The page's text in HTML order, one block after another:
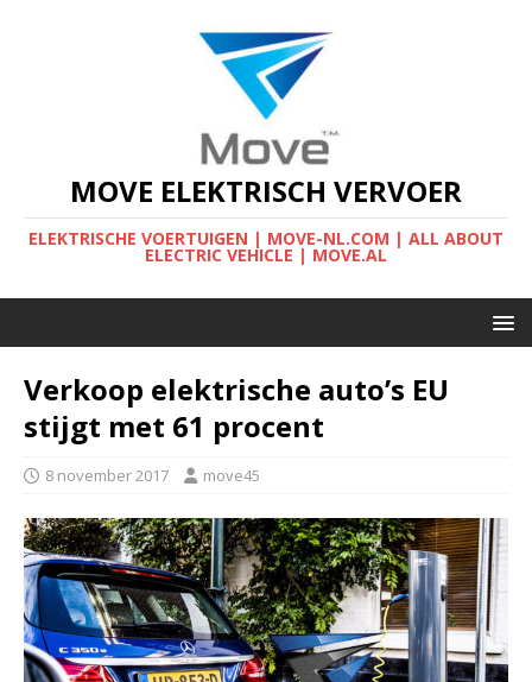
MOVE ELEKTRISCH VERVOER
ELEKTRISCHE VOERTUIGEN | MOVE-NL.COM | ALL ABOUT
ELECTRIC VEHICLE | MOVE.AL
Verkoop elektrische auto’s EU
stijgt met 61 procent
8 november 2017 move45